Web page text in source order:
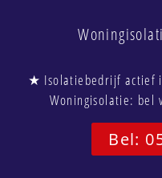
★ Isolatiebedrijf actief
Woningisolatie: bel
Bel: